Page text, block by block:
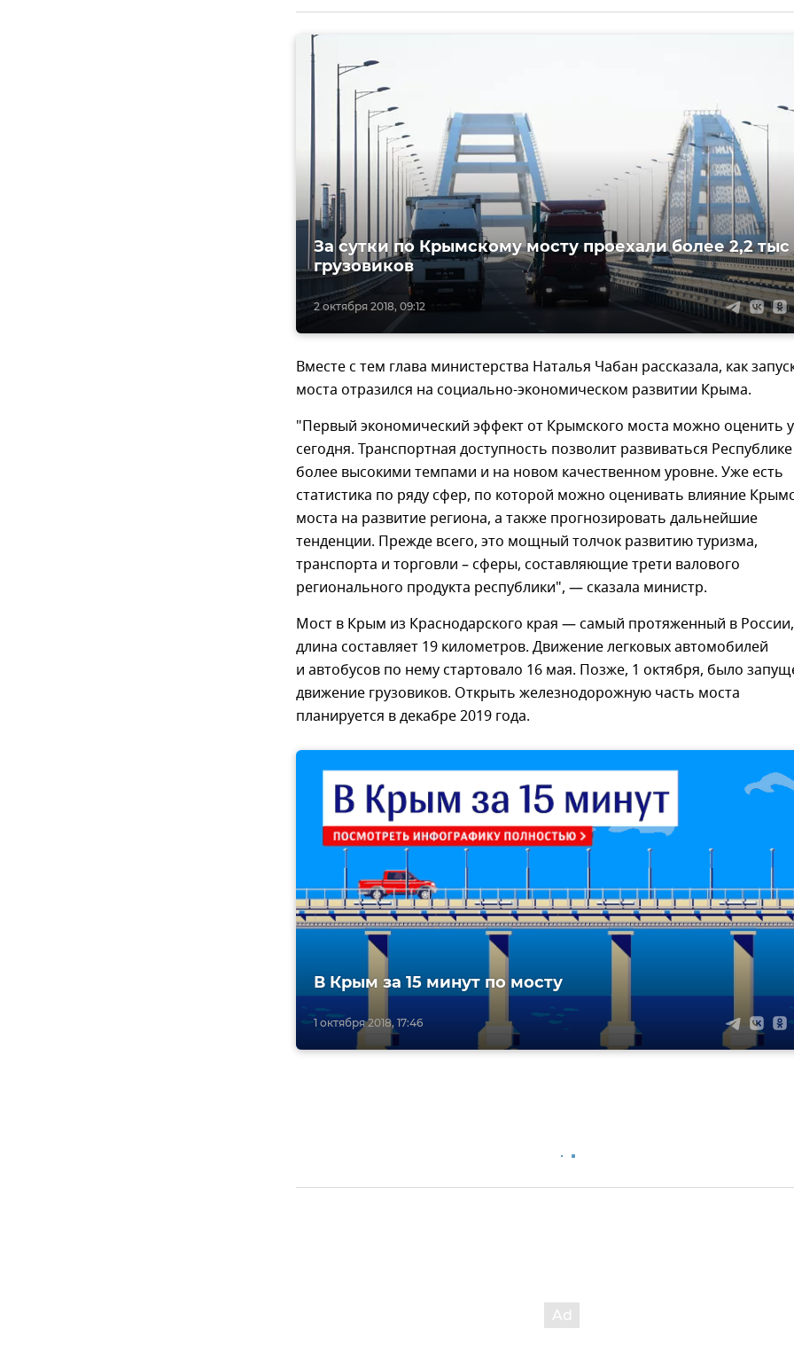
2 октября 2018, 09:12
За сутки по Крымскому мосту проехали более 2,2 тыс
грузовиков
Вместе с тем глава министерства Наталья Чабан рассказала, как
моста отразился на социально-экономическом развитии Крыма.
"Первый экономический эффект от Крымского моста можно оценить
сегодня. Транспортная доступность позволит развиваться Республике
более высокими темпами и на новом качественном уровне. Уже есть
статистика по ряду сфер, по которой можно оценивать влияние
моста на развитие региона, а также прогнозировать дальнейшие
тенденции. Прежде всего, это мощный толчок развитию туризма,
транспорта и торговли – сферы, составляющие трети валового
регионального продукта республики", — сказала министр.
Мост в Крым из Краснодарского края — самый протяженный в
длина составляет 19 километров. Движение легковых автомобилей
и автобусов по нему стартовало 16 мая. Позже, 1 октября, было
движение грузовиков. Открыть железнодорожную часть моста
планируется в декабре 2019 года.
1 октября 2018, 17:46
В Крым за 15 минут по мосту